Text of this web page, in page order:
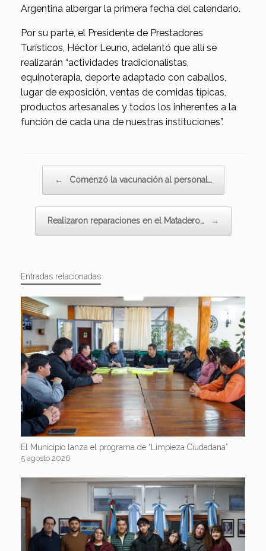
Argentina albergar la primera fecha del calendario.
Por su parte, el Presidente de Prestadores
Turísticos, Héctor Leuno, adelantó que allí se
realizarán “actividades tradicionalistas,
equinoterapia, deporte adaptado con caballos,
lugar de exposición, ventas de comidas típicas,
productos artesanales y todos los inherentes a la
función de cada una de nuestras instituciones”.
← Comenzó la vacunación al personal…
Realizaron reparaciones en el Matadero… →
Entradas relacionadas
El Municipio lanza el programa de “Limpieza Ciudadana”
5 agosto 2026